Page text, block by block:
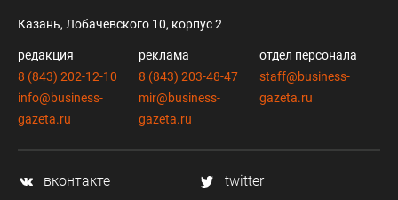
Казань, Лобачевского 10, корпус 2
редакция
8 (843) 202-12-10
info@business-
gazeta.ru
реклама
8 (843) 203-48-47
mir@business-
gazeta.ru
отдел персонала
staff@business-
gazeta.ru
вконтакте
twitter